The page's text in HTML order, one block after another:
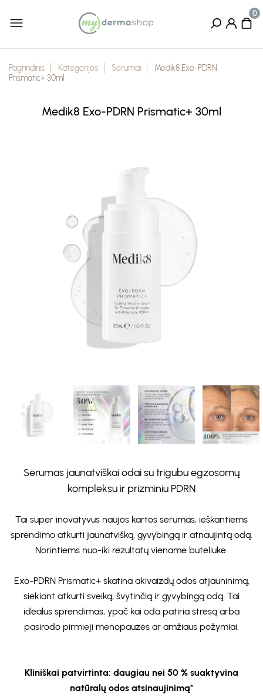
Pagrindinis Kategorijos Serumai
Medik8 Exo-PDRN
Prismatic+ 30ml
Medik8 Exo-PDRN Prismatic+ 30ml
Serumas jaunatviškai odai su trigubu egzosomų
kompleksu ir prizminiu PDRN
Tai super inovatyvus naujos kartos serumas, ieškantiems
sprendimo atkurti jaunatvišką, gyvybingą ir atnaujintą odą.
Norintiems nuo-iki rezultatų viename buteliuke.
Exo-PDRN Prismatic+ skatina akivaizdų odos atjauninimą,
siekiant atkurti sveiką, švytinčią ir gyvybingą odą. Tai
idealus sprendimas, ypač kai oda patiria stresą arba
pasirodo pirmieji menopauzės ar amžiaus požymiai.
Kliniškai patvirtinta: daugiau nei 50 % suaktyvina
natūralų odos atsinaujinimą*